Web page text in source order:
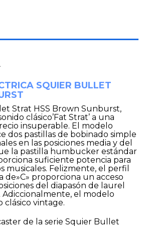
SQUIER BULLET
Strat HSS Brown Sunburst,
clásico’Fat Strat’ a una
insuperable. El modelo
dos pastillas de bobinado simple
en las posiciones media y del
la pastilla humbucker estándar
suficiente potencia para
musicales. Felizmente, el perfil
de»C» proporciona un acceso
del diapasón de laurel
Adiccionalmente, el modelo
vintage.
de la serie Squier Bullet